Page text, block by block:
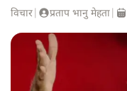
विचार प्रताप भानु मेहता